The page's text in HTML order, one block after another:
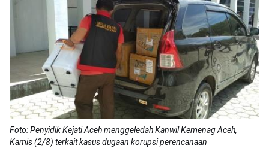
Foto: Penyidik Kejati Aceh menggeledah Kanwil Kemenag Aceh,
Kamis (2/8) terkait kasus dugaan korupsi perencanaan